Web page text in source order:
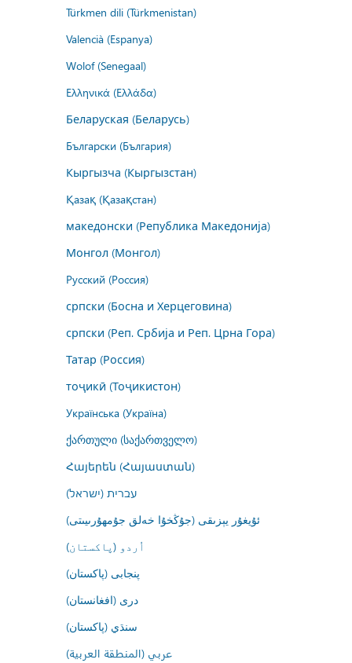
Türkmen dili (Türkmenistan)
Valencià (Espanya)
Wolof (Senegaal)
Ελληνικά (Ελλάδα)
Беларуская (Беларусь)
Български (България)
Кыргызча (Кыргызстан)
Қазақ (Қазақстан)
македонски (Република Македонија)
Монгол (Монгол)
Русский (Россия)
српски (Босна и Херцеговина)
српски (Реп. Србија и Реп. Црна Гора)
Татар (Россия)
тоҷикӣ (Тоҷикистон)
Українська (Україна)
ქართული (საქართველო)
Հայերեն (Հայաստան)
עברית (ישראל)
ئۇيغۇر يېزىقى (جۇڭخۇا خەلق جۇمھۇرىيىتى)
اُردو (پاکستان)
پنجابی (پاکستان)
درى (افغانستان)
سنڌي (پاکستان)
عربي (المنطقة العربية)